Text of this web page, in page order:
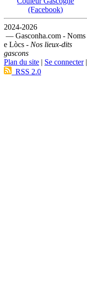
(Facebook)
2024-2026
— Gasconha.com - Noms
e Lòcs - Nos lieux-dits
gascons
Plan du site | Se connecter|
RSS 2.0